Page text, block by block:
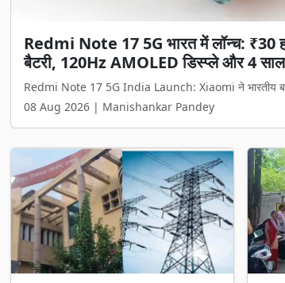
Dark Chocolate Benefits: डार्क चॉकलेट
लिए फायदेमंद? जानें इसके फायदे और जरूरी
Dark Chocolate Benefits: चॉकलेट खाना लगभग हर उम्र के
08 Aug 2026 | Manishankar Pandey